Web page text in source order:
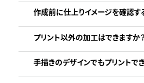
作成前に仕上りイメージを確認す
プリント以外の加工はできますか
手描きのデザインでもプリントで